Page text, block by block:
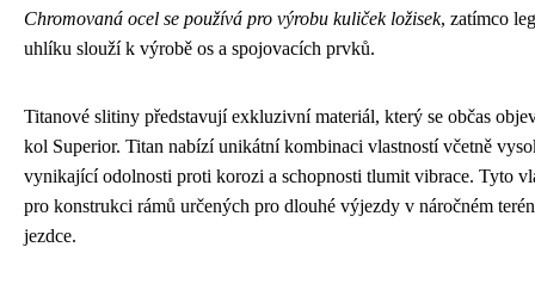
Chromovaná ocel se používá pro výrobu kuliček ložisek, zatímco
uhlíku slouží k výrobě os a spojovacích prvků.
Titanové slitiny představují exkluzivní materiál, který se občas
kol Superior. Titan nabízí unikátní kombinaci vlastností včetně
vynikající odolnosti proti korozi a schopnosti tlumit vibrace. Tyto
pro konstrukci rámů určených pro dlouhé výjezdy v náročném
jezdce.